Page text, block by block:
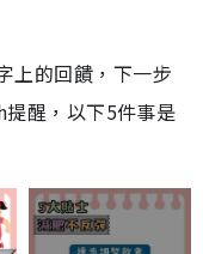
上的回饋，下一步
醒，以下5件事是